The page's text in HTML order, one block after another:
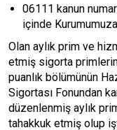
06111 kanun
içinde
Olan aylık prim ve
etmiş sigorta
puanlık bölümünün
Sigortası Fonundan
düzenlenmiş aylık
tahakkuk etmiş olup